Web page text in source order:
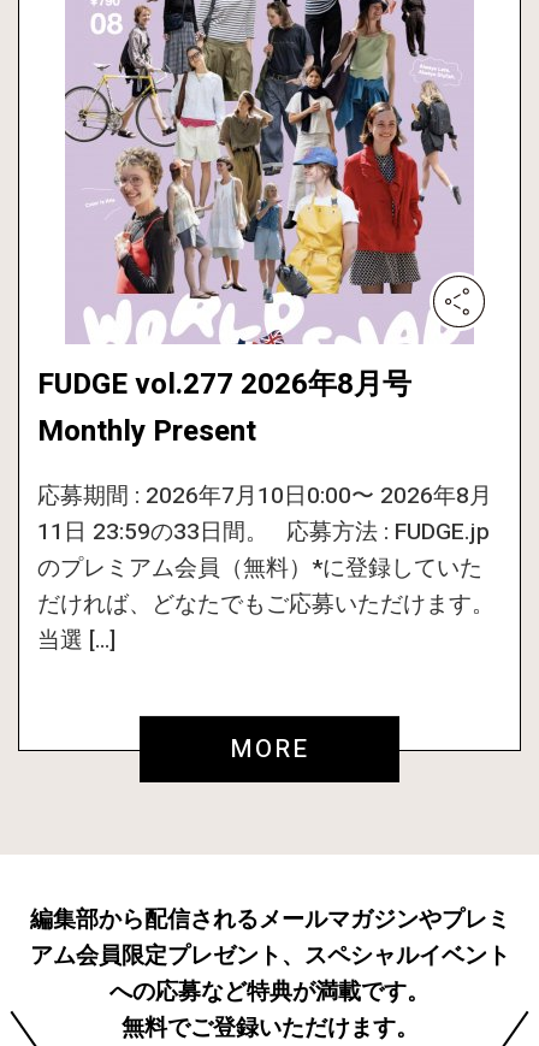
FUDGE vol.277 2026年8月号
Monthly Present
応募期間 : 2026年7月10日0:00〜 2026年8月
11日 23:59の33日間。 応募方法 : FUDGE.jp
のプレミアム会員（無料）*に登録していた
だければ、どなたでもご応募いただけます。
当選 […]
MORE
編集部から配信されるメールマガジンやプレミ
アム会員限定プレゼント、スペシャルイベント
への応募など特典が満載です。
無料でご登録いただけます。